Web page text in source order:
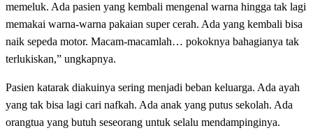
memeluk. Ada pasien yang kembali mengenal warna hingga tak lagi
memakai warna-warna pakaian super cerah. Ada yang kembali bisa
naik sepeda motor. Macam-macamlah… pokoknya bahagianya tak
terlukiskan,” ungkapnya.
Pasien katarak diakuinya sering menjadi beban keluarga. Ada ayah
yang tak bisa lagi cari nafkah. Ada anak yang putus sekolah. Ada
orangtua yang butuh seseorang untuk selalu mendampinginya.